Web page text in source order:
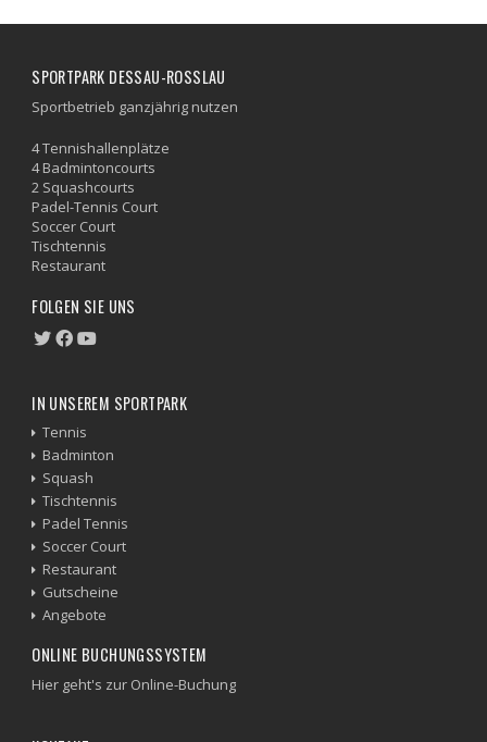
SPORTPARK DESSAU-ROSSLAU
Sportbetrieb ganzjährig nutzen
4 Tennishallenplätze
4 Badmintoncourts
2 Squashcourts
Padel-Tennis Court
Soccer Court
Tischtennis
Restaurant
FOLGEN SIE UNS
IN UNSEREM SPORTPARK
Tennis
Badminton
Squash
Tischtennis
Padel Tennis
Soccer Court
Restaurant
Gutscheine
Angebote
ONLINE BUCHUNGSSYSTEM
Hier geht's zur Online-Buchung